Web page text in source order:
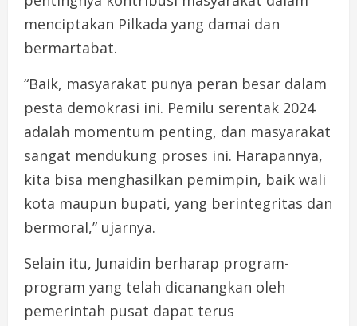
menciptakan Pilkada yang damai dan
bermartabat.
“Baik, masyarakat punya peran besar dalam
pesta demokrasi ini. Pemilu serentak 2024
adalah momentum penting, dan masyarakat
sangat mendukung proses ini. Harapannya,
kita bisa menghasilkan pemimpin, baik wali
kota maupun bupati, yang berintegritas dan
bermoral,” ujarnya.
Selain itu, Junaidin berharap program-
program yang telah dicanangkan oleh
pemerintah pusat dapat terus